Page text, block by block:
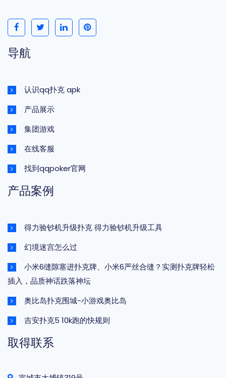
导航
认识qq扑克 apk
产品展示
集团游戏
在线客服
找到qqpoker官网
产品案例
得力验钞机升级扑克 得力验钞机升级工具
幻境迷宫怎么过
小米6缝隙塞进扑克牌、小米6严丝合缝？实测扑克牌轻松
插入，品质神话跌落神坛
奥比岛扑克围城-小游戏奥比岛
吉安扑克5 10k跑的快规则
取得联系